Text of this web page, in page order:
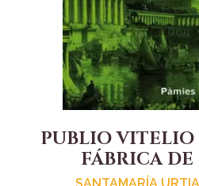
PUBLIO VITELIO
FÁBRICA